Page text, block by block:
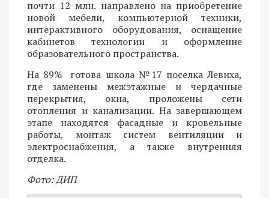
почти 12 млн. направлено на приобретение
новой мебели, компьютерной техники,
интерактивного оборудования, оснащение
кабинетов технологии и оформление
образовательного пространства.
На 89% готова школа №17 поселка Левиха,
где заменены межэтажные и чердачные
перекрытия, окна, проложены сети
отопления и канализации. На завершающем
этапе находятся фасадные и кровельные
работы, монтаж систем вентиляции и
электроснабжения, а также внутренняя
отделка.
Фото: ДИП